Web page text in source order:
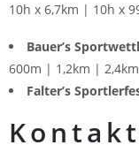
10h x 6,7km | 10h x
Bauer’s
600m | 1,2km |
Falter’s